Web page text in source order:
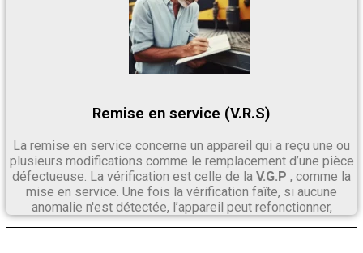
Remise en service (V.R.S)
La remise en service concerne un appareil qui a reçu une ou
plusieurs modifications comme le remplacement d’une pièce
défectueuse. La vérification est celle de la V.G.P , comme la
mise en service. Une fois la vérification faîte, si aucune
anomalie n'est détectée, l’appareil peut refonctionner,